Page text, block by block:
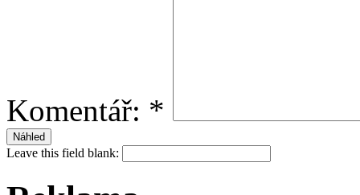
Komentář: *
Leave this field blank: